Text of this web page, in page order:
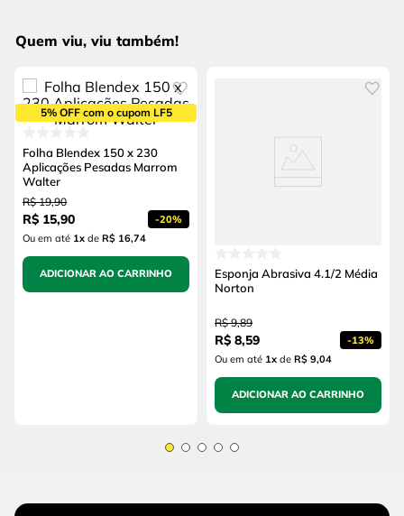
Quem viu, viu também!
5% OFF com o cupom LF5
Folha Blendex 150 x 230
Aplicações Pesadas Marrom
Walter
R$ 19,90
R$ 15,90 -20%
Ou em até 1x de R$ 16,74
ADICIONAR AO CARRINHO
Esponja Abrasiva 4.1/2 Média
Norton
R$ 9,89
R$ 8,59 -13%
Ou em até 1x de R$ 9,04
ADICIONAR AO CARRINHO